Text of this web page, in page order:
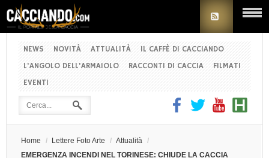
NEWS NOVITÀ ATTUALITÀ
IL CAFFÈ DI CACCIANDO
L'ANGOLO DELL'ARMAIOLO
RACCONTI DI CACCIA
FILMATI
EVENTI
Home / Lettere Foto Arte / Attualità /
EMERGENZA INCENDI NEL TORINESE: CHIUDE LA CACCIA